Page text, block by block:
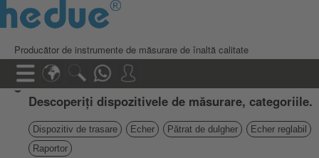
Producător de instrumente de măsurare de înaltă calitate
Descoperiți dispozitivele de măsurare, categoriile.
Dispozitiv de trasare Echer Pătrat de dulgher
Echer reglabil
Raportor